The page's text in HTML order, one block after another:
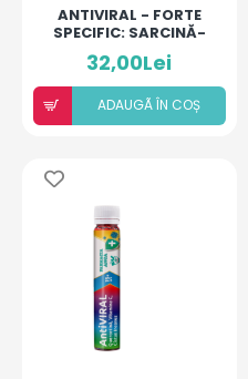
ANTIVIRAL - FORTE
SPECIFIC: SARCINĂ-
ALĂPTARE
32,00Lei
ADAUGÃ ÎN COȘ